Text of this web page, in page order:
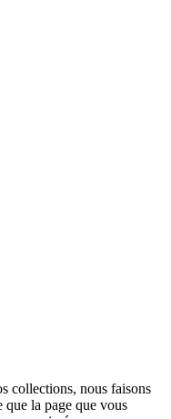
collections, nous faisons
que la page que vous